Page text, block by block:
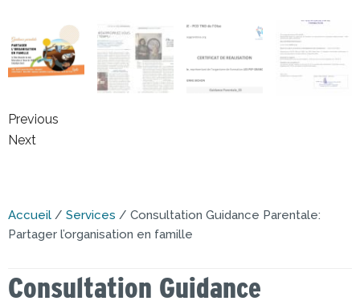
Previous
Next
Accueil / Services / Consultation Guidance Parentale:
Partager l’organisation en famille
Consultation Guidance